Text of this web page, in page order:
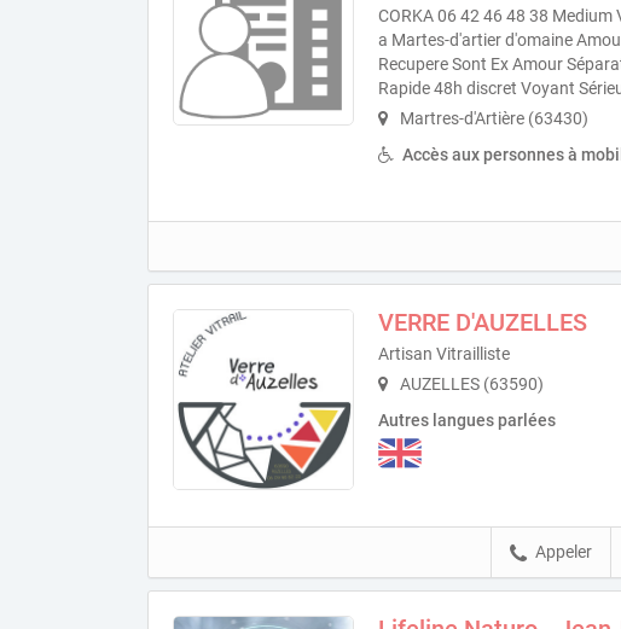
CORKA 06 42 46 48 38
a Martes-d'artier d'omaine
Recupere Sont Ex Amour
Rapide 48h discret Voyant
Martres-d'Artière (63430)
Accès aux personnes à
VERRE D'AUZELLES
Artisan Vitrailliste
AUZELLES (63590)
Autres langues parlées
Appeler